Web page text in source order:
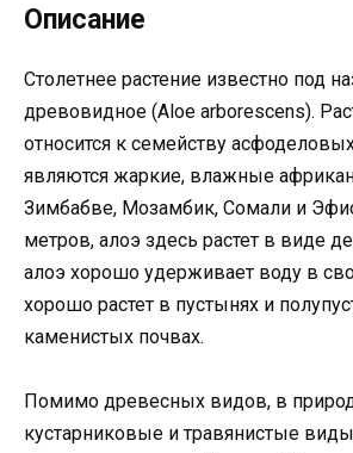
Описание
Столетнее растение известно под
древовидное (Aloe arborescens).
относится к семейству
являются жаркие, влажные
Зимбабве, Мозамбик, Сомали и
метров, алоэ здесь растет в виде
алоэ хорошо удерживает воду в
хорошо растет в пустынях и
каменистых почвах.
Помимо древесных видов, в
кустарниковые и травянистые